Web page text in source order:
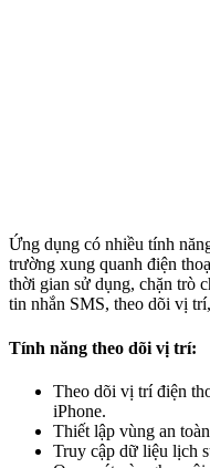
Ứng dụng có nhiều tính
trường xung quanh điện
thời gian sử dụng, chặn trò
tin nhắn SMS, theo dõi vị
Tính năng theo dõi vị trí:
Theo dõi vị trí điện
iPhone.
Thiết lập vùng an
Truy cập dữ liệu lịch